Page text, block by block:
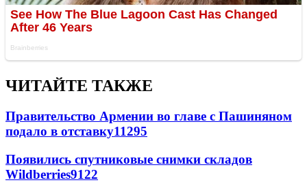
ЧИТАЙТЕ ТАКЖЕ
Правительство Армении во главе с Пашиняном
подало в отставку11295
Появились спутниковые снимки складов
Wildberries9122